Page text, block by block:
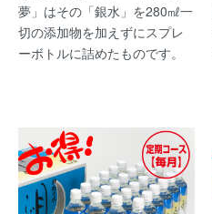
夢」はその「銀水」を280㎖一
切の添加物を加えずにスプレ
ーボトルに詰めたものです。